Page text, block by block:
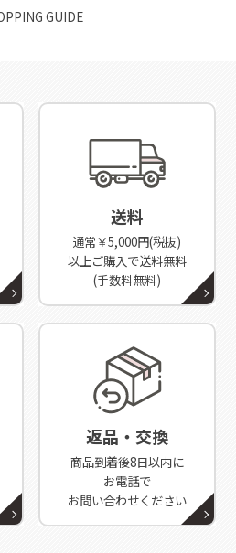
GUIDE
送料
通常￥5,000円(税抜)
以上ご購入で送料無料
(手数料無料)
返品・交換
商品到着後8日以内に
お電話で
お問い合わせください